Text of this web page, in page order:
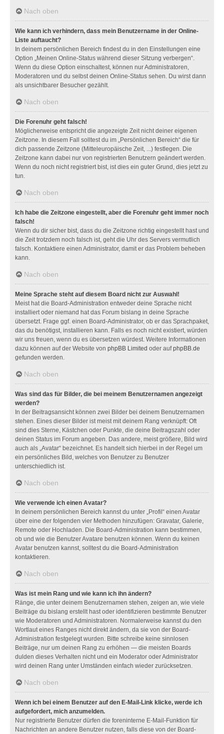
Nach oben
Wie kann ich verhindern, dass mein Benutzername in der Online-
Liste auftaucht?
In deinem persönlichen Bereich findest du in den Einstellungen eine
Option „Meinen Online-Status während dieser Sitzung verbergen“.
Wenn du diese Option einschaltest, können nur Administratoren,
Moderatoren und du selbst deinen Online-Status sehen. Du wirst dann
als unsichtbarer Besucher gezählt.
Nach oben
Die Forenuhr geht falsch!
Möglicherweise entspricht die angezeigte Zeit nicht deiner eigenen
Zeitzone. In diesem Fall solltest du im „Persönlichen Bereich“ die für
dich passende Zeitzone (Mitteleuropäische Zeit, ...) festlegen. Die
Zeitzone kann dabei nur von registrierten Benutzern geändert werden.
Wenn du noch nicht registriert bist, ist dies ein guter Grund, dies jetzt zu
tun.
Nach oben
Ich habe die Zeitzone eingestellt, aber die Forenuhr geht immer noch
falsch!
Wenn du dir sicher bist, dass du die Zeitzone richtig eingestellt hast und
die Zeit trotzdem noch falsch ist, geht die Uhr des Servers vermutlich
falsch. Kontaktiere einen Administrator, damit er das Problem beheben
kann.
Nach oben
Meine Sprache steht auf diesem Board nicht zur Auswahl!
Meist hat die Board-Administration entweder deine Sprache nicht
installiert oder niemand hat das Forum bislang in deine Sprache
übersetzt. Frage ggf. einen Board-Administrator, ob er das Sprachpaket,
das du benötigst, installieren kann. Falls es noch nicht existiert, würden
wir uns freuen, wenn du es übersetzen würdest. Weitere Informationen
dazu können auf der Website von phpBB Limited oder aufphpBB.de
gefunden werden.
Nach oben
Was sind das für Bilder, die bei meinem Benutzernamen angezeigt
werden?
In der Beitragsansicht können zwei Bilder bei deinem Benutzernamen
stehen. Eines dieser Bilder ist meist mit deinem Rang verknüpft: Oft
sind dies Sterne, Kästchen oder Punkte, die deine Beitragszahl oder
deinen Status im Forum angeben. Das andere, meist größere, Bild wird
auch als „Avatar“ bezeichnet. Es handelt sich hierbei in der Regel um
ein persönliches Bild, welches von Benutzer zu Benutzer
unterschiedlich ist.
Nach oben
Wie verwende ich einen Avatar?
In deinem persönlichen Bereich kannst du unter „Profil“ einen Avatar
über eine der folgenden vier Methoden hinzufügen: Gravatar, Galerie,
Remote oder Hochladen. Die Board-Administration kann bestimmen,
ob und wie die Benutzer Avatare benutzen können. Wenn du keinen
Avatar benutzen kannst, solltest du die Board-Administration
kontaktieren.
Nach oben
Was ist mein Rang und wie kann ich ihn ändern?
Ränge, die unter deinem Benutzernamen stehen, zeigen an, wie viele
Beiträge du bislang erstellt hast oder identifizieren bestimmte Benutzer
wie Moderatoren und Administratoren. Normalerweise kannst du den
Wortlaut eines Ranges nicht direkt ändern, da sie von der Board-
Administration festgelegt wurden. Bitte schreibe keine sinnlosen
Beiträge, nur um deinen Rang zu erhöhen — die meisten Boards
dulden dieses Verhalten nicht und ein Moderator oder Administrator
wird deinen Rang unter Umständen einfach wieder zurücksetzen.
Nach oben
Wenn ich bei einem Benutzer auf den E-Mail-Link klicke, werde ich
aufgefordert, mich anzumelden.
Nur registrierte Benutzer dürfen die foreninterne E-Mail-Funktion für
Nachrichten an andere Benutzer nutzen, falls diese von der Board-